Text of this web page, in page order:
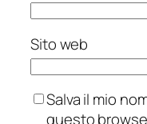
Sito web
Salva il mio
questo